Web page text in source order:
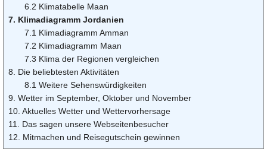
6.2 Klimatabelle Maan
7. Klimadiagramm Jordanien
7.1 Klimadiagramm Amman
7.2 Klimadiagramm Maan
7.3 Klima der Regionen vergleichen
8. Die beliebtesten Aktivitäten
8.1 Weitere Sehenswürdigkeiten
9. Wetter im September, Oktober und November
10. Aktuelles Wetter und Wettervorhersage
11. Das sagen unsere Webseitenbesucher
12. Mitmachen und Reisegutschein gewinnen